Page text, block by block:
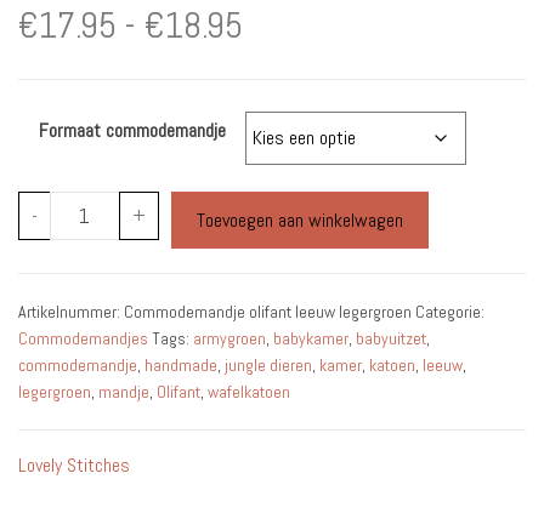
€17.95 - €18.95
tot
€18.95
Formaat commodemandje
-
Commodemandje
Olifant
Andersom
aantal
+ Toevoegen aan winkelwagen
Artikelnummer: Commodemandje olifant leeuw legergroen Categorie:
Commodemandjes Tags: armygroen babykamer babyuitzet
commodemandje handmade jungle dieren kamer katoen leeuw
legergroen mandje Olifant wafelkatoen
Lovely Stitches